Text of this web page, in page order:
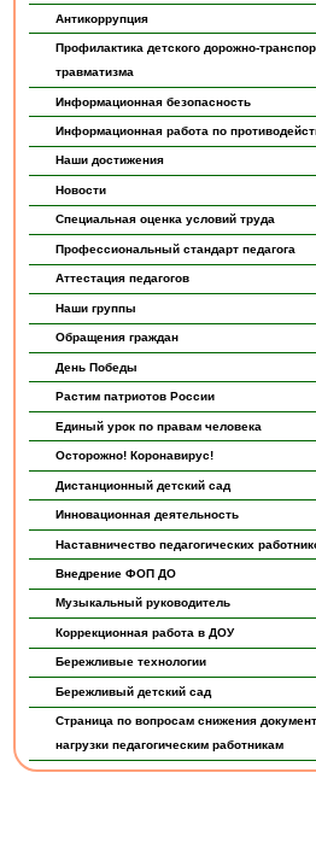
Антикоррупция
Профилактика детского дорожно-
травматизма
Информационная безопасность
Информационная работа по
Наши достижения
Новости
Специальная оценка условий труда
Профессиональный стандарт педагога
Аттестация педагогов
Наши группы
Обращения граждан
День Победы
Растим патриотов России
Единый урок по правам человека
Осторожно! Коронавирус!
Дистанционный детский сад
Инновационная деятельность
Наставничество педагогических
Внедрение ФОП ДО
Музыкальный руководитель
Коррекционная работа в ДОУ
Бережливые технологии
Бережливый детский сад
Страница по вопросам снижения
нагрузки педагогическим работникам